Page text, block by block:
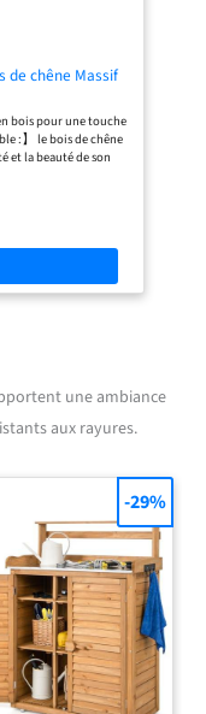
pour l’installer en un
de chêne Massif
bois pour une touche
:】 le bois de chêne
et la beauté de son
pendant des
bases pour
cuisine, un établi de
de salle de bain.
dessus est facile à
est aléatoire, ce qui
une ambiance
aux rayures.
-29%